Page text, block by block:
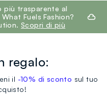
più trasparente al
Fuels Fashion?
Scopri di più
regalo:
il -10% di sconto sul tuo